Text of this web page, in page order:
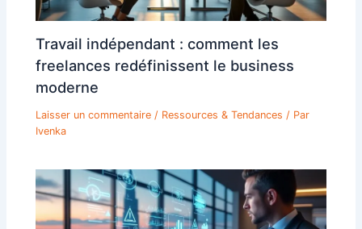
Travail indépendant : comment les
freelances redéfinissent le business
moderne
Laisser un commentaire / Ressources & Tendances / Par
Ivenka